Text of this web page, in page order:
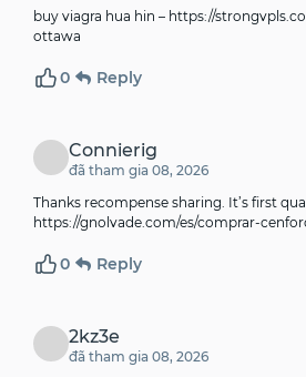
buy viagra hua hin – https://
ottawa
0 Reply
Connierig
đã tham gia 08, 2026
Thanks recompense sharing. It’s first
https://gnolvade.com/es/comprar-
0 Reply
2kz3e
đã tham gia 08, 2026